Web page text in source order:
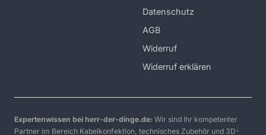
Datenschutz
AGB
Widerruf
Widerruf erklären
Expertenwissen bei herr-der-dinge.de: Wir sind Ihr kompetenter
Partner im Bereich Kabelkonfektion, technisches Zubehör und 3D-